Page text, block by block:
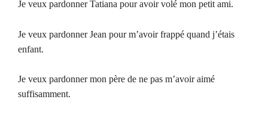
Je veux pardonner Tatiana pour avoir volé mon petit ami.
Je veux pardonner Jean pour m’avoir frappé quand j’étais
enfant.
Je veux pardonner mon père de ne pas m’avoir aimé
suffisamment.